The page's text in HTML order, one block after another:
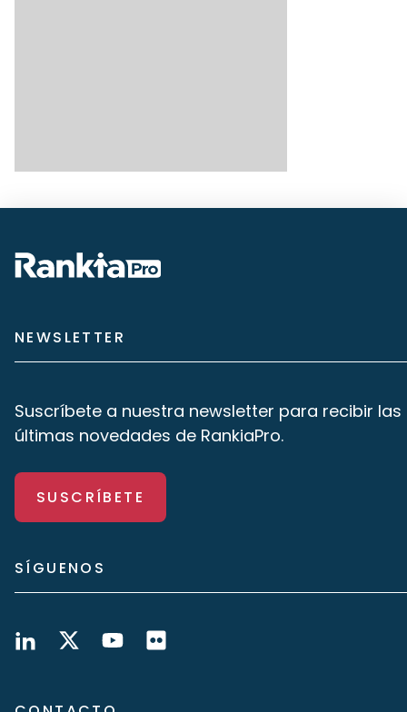
NEWSLETTER
Suscríbete a nuestra newsletter para recibir las
últimas novedades de RankiaPro.
SUSCRÍBETE
SÍGUENOS